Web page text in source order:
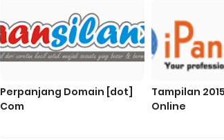
Perpanjang Domain [dot]
Com
Tampilan
Online